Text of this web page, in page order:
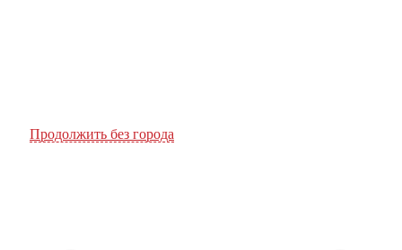
Продолжить без города